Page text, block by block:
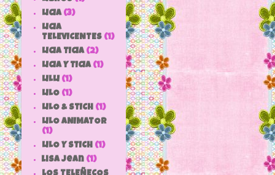
LICIA (3)
LICIA
TELEVICENTES (1)
LICIA TICIA (2)
LICIA Y TICIA (1)
LILLI (1)
LILO (1)
LILO & STICH (1)
LILO ANIMATOR
(1)
LILO Y STICH (1)
lisa jean (1)